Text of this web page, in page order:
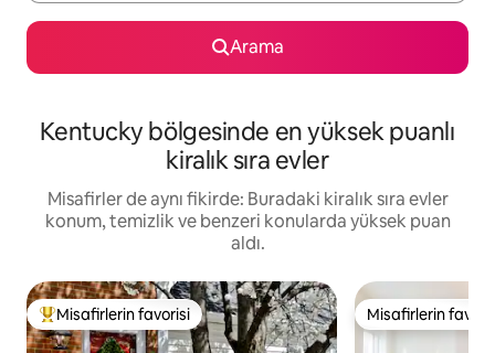
Arama
Kentucky bölgesinde en yüksek puanlı
kiralık sıra evler
Misafirler de aynı fikirde: Buradaki kiralık sıra evler
konum, temizlik ve benzeri konularda yüksek puan
aldı.
Misafirlerin favorilerinden en beğenilenler arasında
Misafirlerin favorisi Misafirlerin
Misafirlerin